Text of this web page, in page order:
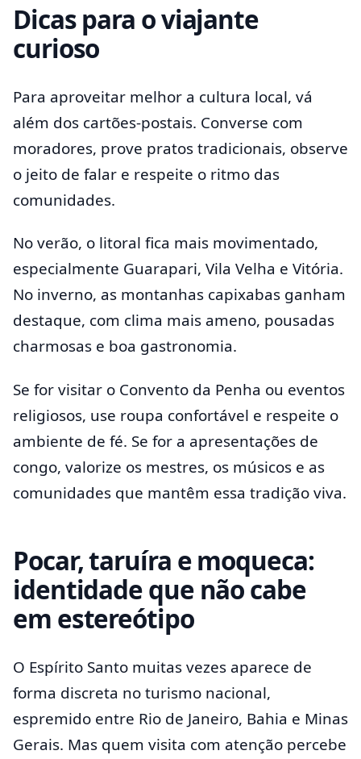
Dicas para o viajante
curioso
Para aproveitar melhor a cultura local, vá
além dos cartões-postais. Converse com
moradores, prove pratos tradicionais, observe
o jeito de falar e respeite o ritmo das
comunidades.
No verão, o litoral fica mais movimentado,
especialmente Guarapari, Vila Velha e Vitória.
No inverno, as montanhas capixabas ganham
destaque, com clima mais ameno, pousadas
charmosas e boa gastronomia.
Se for visitar o Convento da Penha ou eventos
religiosos, use roupa confortável e respeite o
ambiente de fé. Se for a apresentações de
congo, valorize os mestres, os músicos e as
comunidades que mantêm essa tradição viva.
Pocar, taruíra e moqueca:
identidade que não cabe
em estereótipo
O Espírito Santo muitas vezes aparece de
forma discreta no turismo nacional,
espremido entre Rio de Janeiro, Bahia e Minas
Gerais. Mas quem visita com atenção percebe